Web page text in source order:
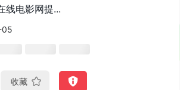
线电影网提...
05
收藏